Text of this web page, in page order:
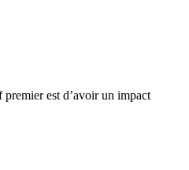
premier est d’avoir un impact